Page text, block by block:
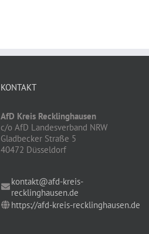
KONTAKT
AfD Kreis Recklinghausen
c/o AfD Landesverband NRW
Gladbecker Straße 5
40472 Düsseldorf
kontakt@afd-kreis-
recklinghausen.de
https://afd-kreis-recklinghausen.de